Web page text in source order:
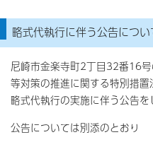
略式代執行に伴う公告につい
尼崎市金楽寺町2丁目32番16
等対策の推進に関する特別措
略式代執行の実施に伴う公告を
公告については別添のとおり